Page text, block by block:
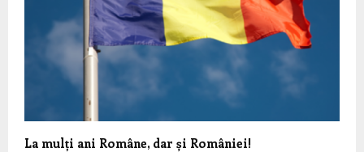
La mulți ani Române, dar și României!